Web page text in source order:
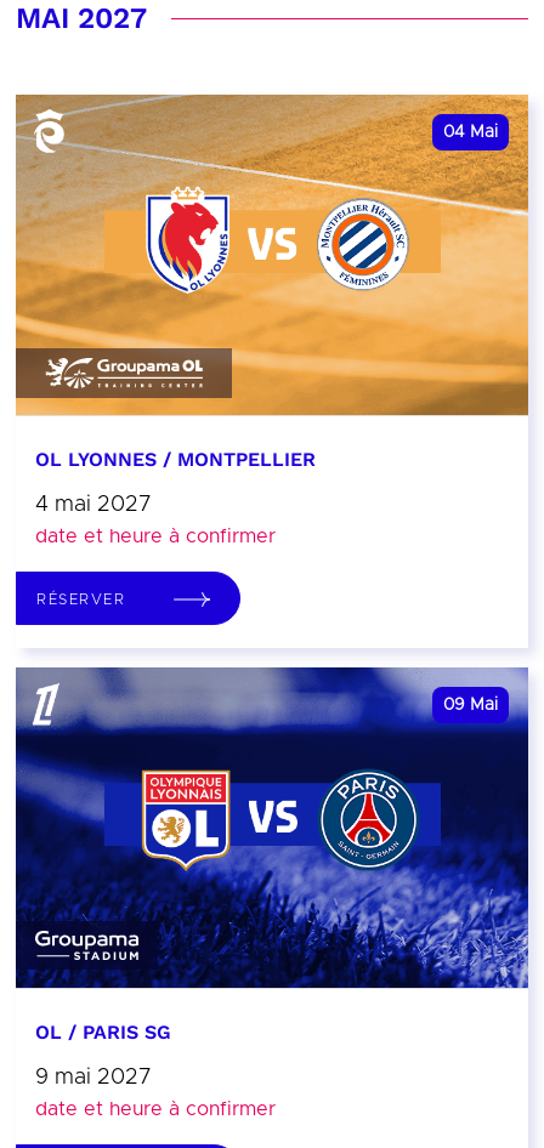
MAI 2027
04 Mai
OL LYONNES / MONTPELLIER
4 mai 2027
date et heure à confirmer
RÉSERVER
09 Mai
OL / PARIS SG
9 mai 2027
date et heure à confirmer